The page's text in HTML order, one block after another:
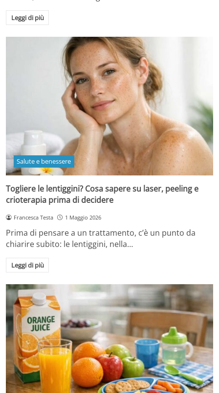
Leggi di più
Salute e benessere
Togliere le lentiggini? Cosa sapere su laser, peeling e
crioterapia prima di decidere
Francesca Testa 1 Maggio 2026
Prima di pensare a un trattamento, c’è un punto da
chiarire subito: le lentiggini, nella…
Leggi di più